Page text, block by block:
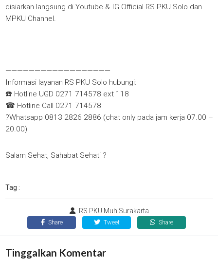
disiarkan langsung di Youtube & IG Official RS PKU Solo dan
MPKU Channel.
——————————————————
Informasi layanan RS PKU Solo hubungi:
☎️ Hotline UGD 0271 714578 ext 118
☎ Hotline Call 0271 714578
?Whatsapp 0813 2826 2886 (chat only pada jam kerja 07.00 –
20.00)
Salam Sehat, Sahabat Sehati ?
Tag :
RS PKU Muh Surakarta
Share Tweet Share
Tinggalkan Komentar